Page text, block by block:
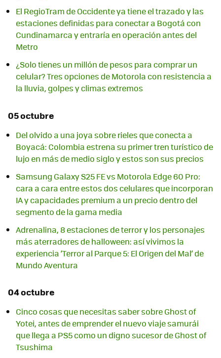
El RegioTram de Occidente ya tiene el trazado y las
estaciones definidas para conectar a Bogotá con
Cundinamarca y entraría en operación antes del
Metro
¿Solo tienes un millón de pesos para comprar un
celular? Tres opciones de Motorola con resistencia a
la lluvia, golpes y climas extremos
05 octubre
Del olvido a una joya sobre rieles que conecta a
Boyacá: Colombia estrena su primer tren turístico de
lujo en más de medio siglo y estos son sus precios
Samsung Galaxy S25 FE vs Motorola Edge 60 Pro:
cara a cara entre estos dos celulares que incorporan
IA y capacidades premium a un precio dentro del
segmento de la gama media
Adrenalina, 8 estaciones de terror y los personajes
más aterradores de halloween: así vivimos la
experiencia ‘Terror al Parque 5: El Origen del Mal’ de
Mundo Aventura
04 octubre
Cinco cosas que necesitas saber sobre Ghost of
Yotei, antes de emprender el nuevo viaje samurái
que llega a PS5 como un digno sucesor de Ghost of
Tsushima